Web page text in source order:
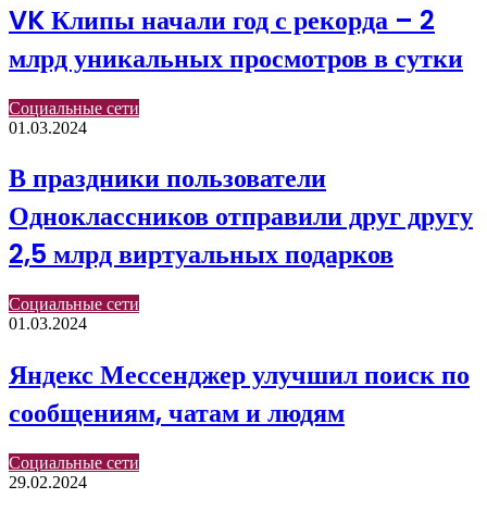
VK Клипы начали год с рекорда – 2
млрд уникальных просмотров в сутки
Социальные сети
01.03.2024
В праздники пользователи
Одноклассников отправили друг другу
2,5 млрд виртуальных подарков
Социальные сети
01.03.2024
Яндекс Мессенджер улучшил поиск по
сообщениям, чатам и людям
Социальные сети
29.02.2024